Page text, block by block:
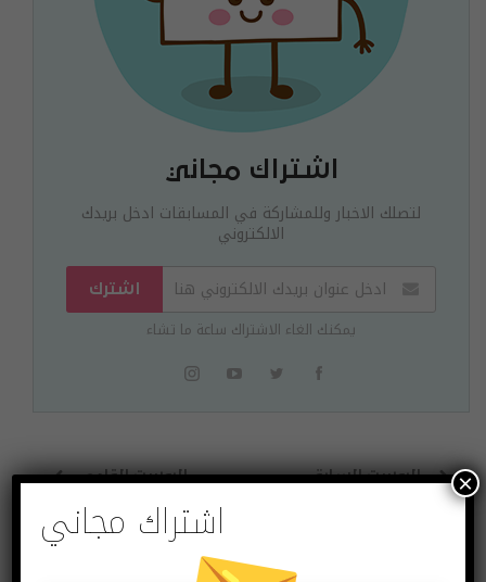
اشتراك مجاني
لتصلك الاخبار وللمشاركة في المسابقات ادخل بريدك
الالكتروني
اشترك
يمكنك الغاء الاشتراك ساعة ما تشاء
البوست السابق البوست القادم
العملات الالكترونية
تواصل السقوط
اشتراك مجاني
×